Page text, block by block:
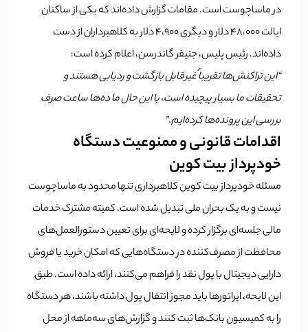
در ماساچوست است. مقامات گزارش داده‌اند که یکی از ساکنان
ایالت ۴۸،۰۰۰ دلار و دیگری ۴،۹۰۰ دلار به کلاهبرداران از دست
داده‌اند. رئیس پلیس، جنیفر گاندرسن، اعلام کرده است:
“این تراکنش‌ها تقریباً غیرقابل بازگشت و ردیابی هستند و
تحقیقات ما بسیار پیچیده است، با این حال ما ده‌ها ساعت صرف
بررسی این پرونده‌ها کرده‌ایم.”
اقدامات قانونی و ممنوعیت دستگاه‌
خودپرداز بیت کوین
مسئله خودپرداز بیت کوین کلاهبرداری تنها محدود به ماساچوست
نیست و به یک بحران ملی تبدیل شده است. کمیته مشترک خدمات
مالی جلسه‌ای برگزار کرده و لایحه‌ای برای تعیین دستورالعمل‌های
محافظت از مصرف‌کننده در دستگاه‌هایی که امکان خرید یا فروش
دارایی دیجیتال با پول نقد را فراهم می‌کنند، ارائه داده است. طبق
این لایحه، اپراتورها باید مجوز انتقال پول داشته باشند، هر دستگاه
را به کمیسیون بانک‌ها ثبت کنند و گزارش‌های سه‌ماهه از محل